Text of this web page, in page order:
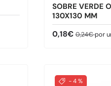
SOBRE VERDE
130X130 MM
Precio de venta
0,18€ Precio
0,24€por
- 4 %